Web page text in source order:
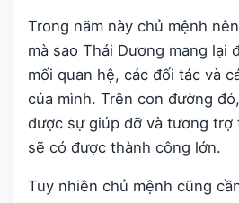
Trong năm này chủ mệnh
mà sao Thái Dương mang lại
mối quan hệ, các đối tác và
của mình. Trên con đường
được sự giúp đỡ và tương trợ
sẽ có được thành công lớn.
Tuy nhiên chủ mệnh cũng